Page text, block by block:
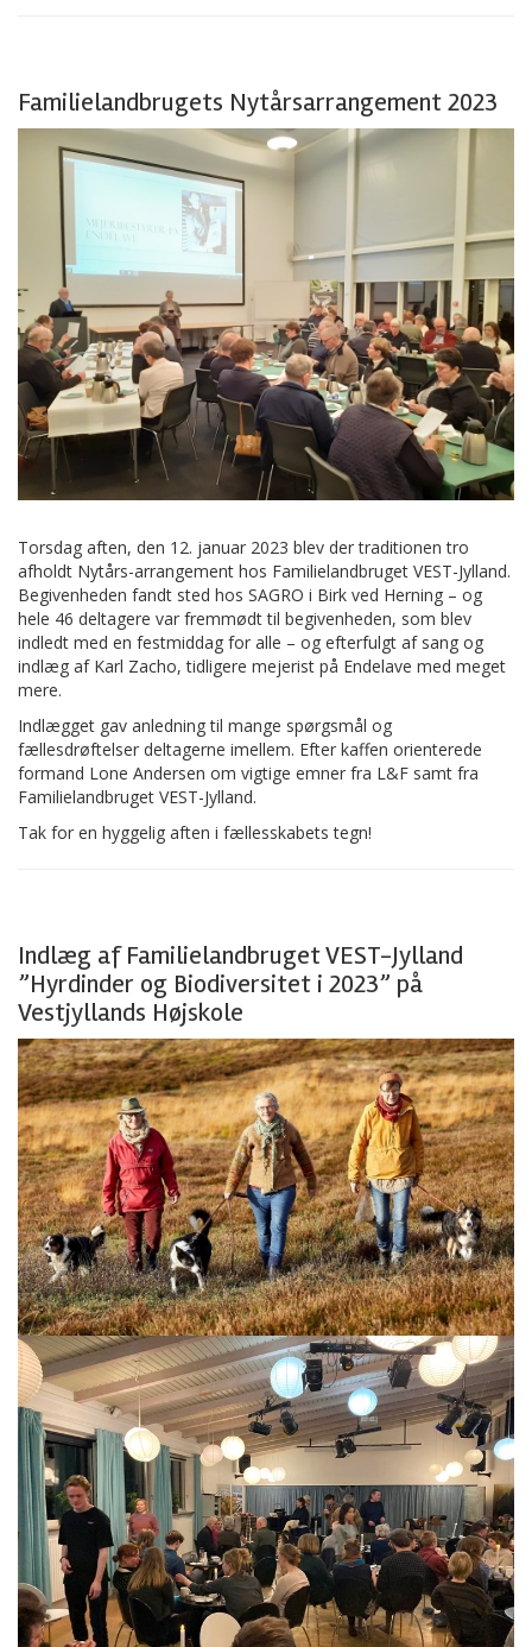
Familielandbrugets Nytårsarrangement 2023
Torsdag aften, den 12. januar 2023 blev der traditionen tro
afholdt Nytårs-arrangement hos Familielandbruget VEST-Jylland.
Begivenheden fandt sted hos SAGRO i Birk ved Herning – og
hele 46 deltagere var fremmødt til begivenheden, som blev
indledt med en festmiddag for alle – og efterfulgt af sang og
indlæg af Karl Zacho, tidligere mejerist på Endelave med meget
mere.
Indlægget gav anledning til mange spørgsmål og
fællesdrøftelser deltagerne imellem. Efter kaffen orienterede
formand Lone Andersen om vigtige emner fra L&F samt fra
Familielandbruget VEST-Jylland.
Tak for en hyggelig aften i fællesskabets tegn!
Indlæg af Familielandbruget VEST-Jylland
”Hyrdinder og Biodiversitet i 2023” på
Vestjyllands Højskole